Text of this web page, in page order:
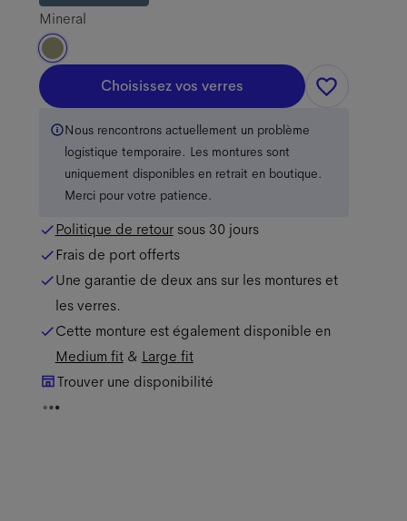
Mineral
Choisissez vos verres
Nous rencontrons actuellement un problème
logistique temporaire. Les montures sont
uniquement disponibles en retrait en boutique.
Merci pour votre patience.
Politique de retoursous 30 jours
Frais de port offerts
Une garantie de deux ans sur les montures et
les verres.
Cette monture est également disponible en
Medium fit& Large fit
Trouver une disponibilité